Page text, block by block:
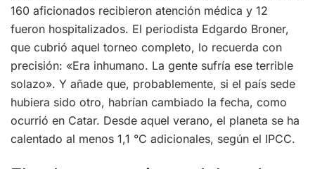
160 aficionados recibieron atención médica y 12
fueron hospitalizados. El periodista Edgardo Broner,
que cubrió aquel torneo completo, lo recuerda con
precisión: «Era inhumano. La gente sufría ese terrible
solazo». Y añade que, probablemente, si el país sede
hubiera sido otro, habrían cambiado la fecha, como
ocurrió en Catar. Desde aquel verano, el planeta se ha
calentado al menos 1,1 °C adicionales, según el IPCC.